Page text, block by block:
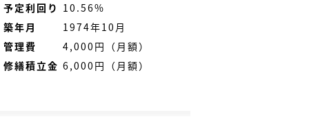
予定利回り 10.56%
築年月
1974年10月
管理費
4,000円（月額）
修繕積立金 6,000円（月額）